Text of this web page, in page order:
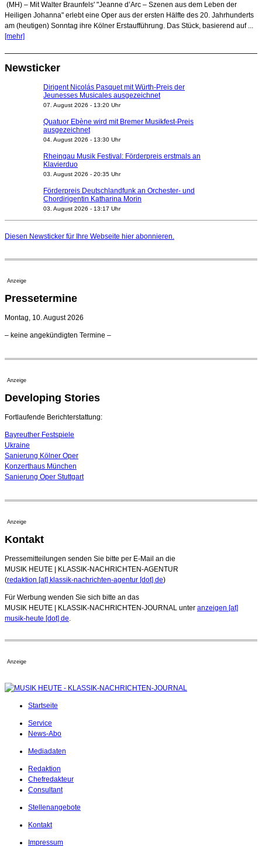
(MH) – Mit Walter Braunfels' "Jeanne d’Arc – Szenen aus dem Leben der
Heiligen Johanna" erlebt eine Oper aus der ersten Hälfte des 20. Jahrhunderts
am (heutigen) Sonntag ihre Kölner Erstaufführung. Das Stück, basierend auf ...
[mehr]
Newsticker
Dirigent Nicolás Pasquet mit Würth-Preis der
Jeunesses Musicales ausgezeichnet
07. August 2026 - 13:20 Uhr
Quatuor Ebène wird mit Bremer Musikfest-Preis
ausgezeichnet
04. August 2026 - 13:30 Uhr
Rheingau Musik Festival: Förderpreis erstmals an
Klavierduo
03. August 2026 - 20:35 Uhr
Förderpreis Deutschlandfunk an Orchester- und
Chordirigentin Katharina Morin
03. August 2026 - 13:17 Uhr
startet
Elena Tzavara wird neue Opernintendantin am
Regensburger Generalmusikdirektor Stefan Veselka
geht 2027
verlängert bis 2030
Leslie Suganandarajah neuer Chefdirigent des
Landesjugendsinfonieorchesters Hessen
09. August 2026 - 16:51 Uhr
Diesen Newsticker für Ihre Webseite hier abonnieren.
Anzeige
Pressetermine
Montag, 10. August 2026
– keine angekündigten Termine –
Anzeige
Developing Stories
Fortlaufende Berichterstattung:
Bayreuther Festspiele
Ukraine
Sanierung Kölner Oper
Konzerthaus München
Sanierung Oper Stuttgart
Anzeige
Kontakt
Pressemitteilungen senden Sie bitte per E-Mail an die
MUSIK HEUTE | KLASSIK-NACHRICHTEN-AGENTUR
(redaktion [at] klassik-nachrichten-agentur [dot] de)
Für Werbung wenden Sie sich bitte an das
MUSIK HEUTE | KLASSIK-NACHRICHTEN-JOURNAL unter anzeigen [at]
musik-heute [dot] de.
Anzeige
Startseite
Service
News-Abo
Mediadaten
Redaktion
Chefredakteur
Consultant
Stellenangebote
Kontakt
Impressum